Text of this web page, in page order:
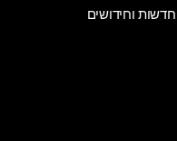
חדשות וחידושים